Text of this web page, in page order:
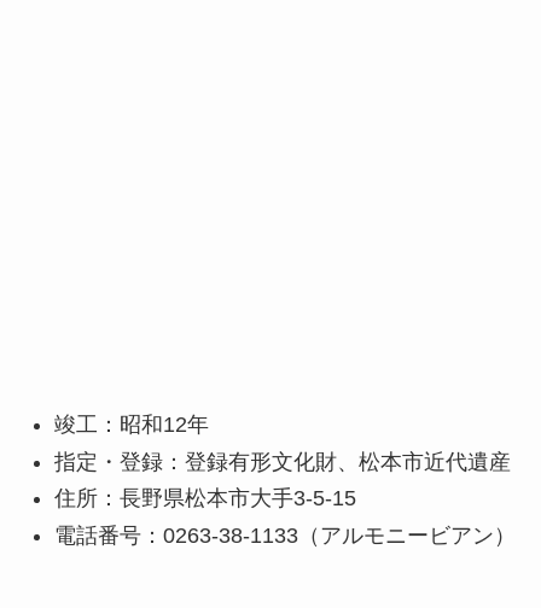
竣工：昭和12年
指定・登録：登録有形文化財、松本市近代遺産
住所：長野県松本市大手3-5-15
電話番号：0263-38-1133（アルモニービアン）